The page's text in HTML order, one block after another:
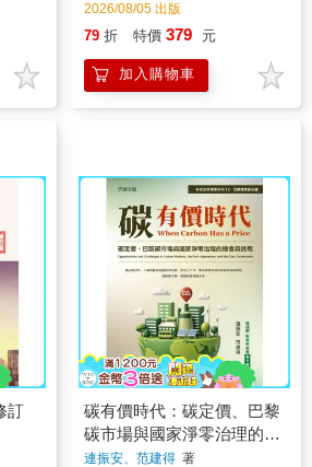
2026/08/05 出版
79 折 特價 379 元
加入購物車
訂
碳有價時代：碳定價、巴黎
碳市場與國家淨零治理的機
會與挑戰
連振安、范建得 著